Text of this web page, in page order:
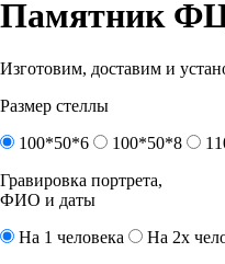
Памятник
Изготовим, доставим и
Размер стеллы
100*50*6
100*50*8
Гравировка портрета,
ФИО и даты
На 1 человека
На 2х